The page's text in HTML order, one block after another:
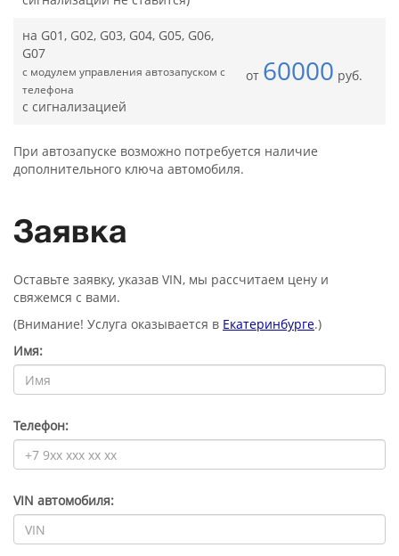
на G01, G02, G03, G04, G05, G06,
G07
с модулем управления автозапуском с
телефона
с сигнализацией
от 60000 руб.
При автозапуске возможно потребуется наличие
дополнительного ключа автомобиля.
Заявка
Оставьте заявку, указав VIN, мы рассчитаем цену и
свяжемся с вами.
(Внимание! Услуга оказывается в Екатеринбурге.)
Имя:
Телефон:
VIN автомобиля: